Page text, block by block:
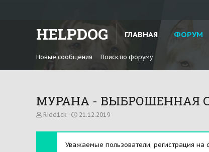
HELPDOG ГЛАВНАЯ ФОРУМ
Новые сообщения Поиск по форуму
МУРАНА - ВЫБРОШЕННАЯ
А
т
Ridd1ck
Д
т
н
21.12.2019
Уважаемые пользователи, регистрация